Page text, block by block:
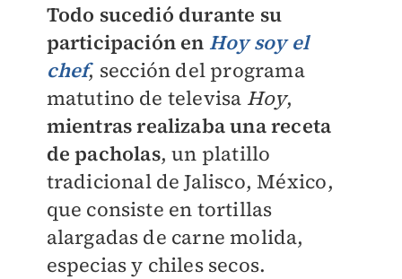
Todo sucedió durante su
participación en Hoy soy el
chef, sección del programa
matutino de televisa Hoy,
mientras realizaba una receta
depacholas, un platillo
tradicional de Jalisco, México,
que consiste en tortillas
alargadas de carne molida,
especias y chiles secos.